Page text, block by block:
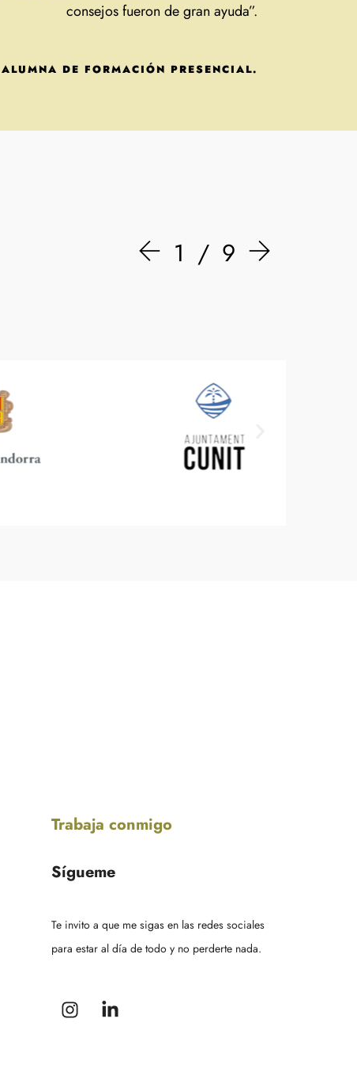
consejos fueron de gran ayuda”.
DE FORMACIÓN PRESENCIAL.
1 9
Trabaja conmigo
Sígueme
Te invito a que me sigas en las redes sociales
para estar al día de todo y no perderte nada.